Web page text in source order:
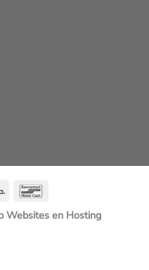
Klarna
Websites en Hosting